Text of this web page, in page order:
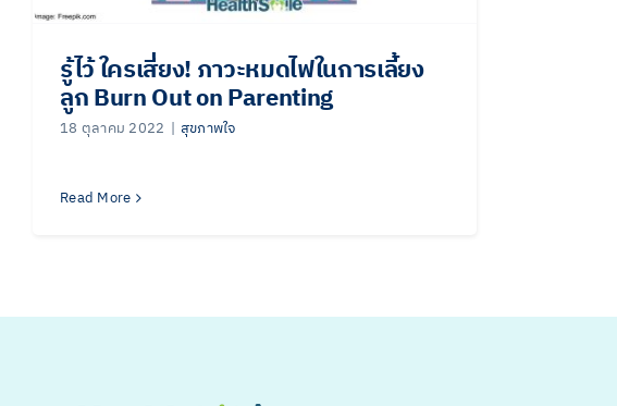
รู้ไว้ ใครเสี่ยง! ภาวะหมดไฟในการเลี้ยง
ลูก Burn Out on Parenting
18 ตุลาคม 2022 | สุขภาพใจ
Read More